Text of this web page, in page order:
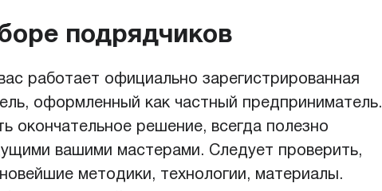
подрядчиков
работает официально зарегистрированная
оформленный как частный предприниматель.
окончательное решение, всегда полезно
вашими мастерами. Следует проверить,
методики, технологии, материалы.